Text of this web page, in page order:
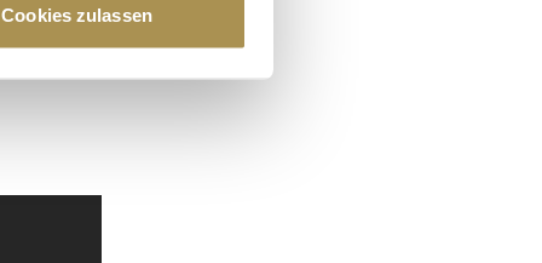
Präferenzen im
Cookies zulassen